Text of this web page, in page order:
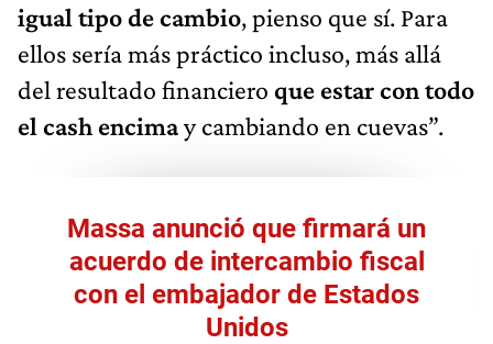
igual tipo de cambio, pienso que sí. Para
ellos sería más práctico incluso, más allá
del resultado financiero que estar con todo
el cash encimay cambiando en cuevas”.
Massa anunció que firmará un
acuerdo de intercambio fiscal
con el embajador de Estados
Unidos